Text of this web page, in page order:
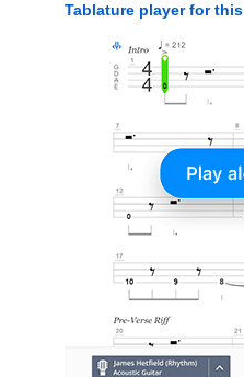
Tablature player for